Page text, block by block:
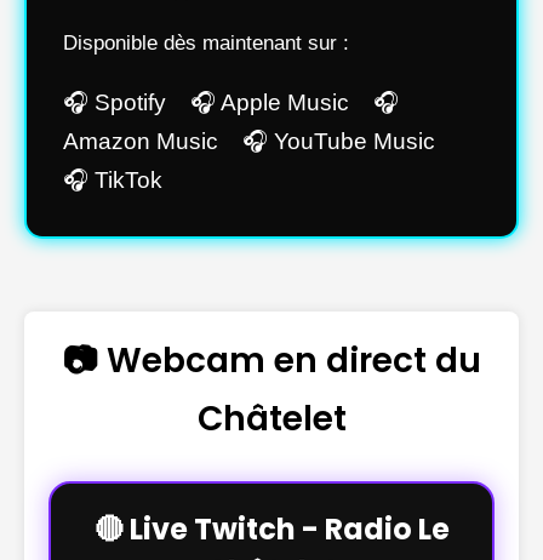
Disponible dès maintenant sur :
🎧 Spotify 🎧 Apple Music 🎧
Amazon Music 🎧 YouTube Music
🎧 TikTok
📷 Webcam en direct du
Châtelet
🔴 Live Twitch - Radio Le